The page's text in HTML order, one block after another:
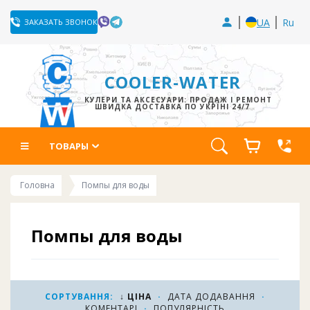
ЗАКАЗАТЬ ЗВОНОК UA Ru
COOLER-WATER
КУЛЕРИ ТА АКСЕСУАРИ: ПРОДАЖ І РЕМОНТ
ШВИДКА ДОСТАВКА ПО УКРЇНІ 24/7
ТОВАРЫ
Головна Помпы для воды
Помпы для воды
Помпы для бутилированной воды под мойку
разработана для дистанционного перекачивания
СОРТУВАННЯ: ↓ ЦІНА · ДАТА ДОДАВАННЯ
·